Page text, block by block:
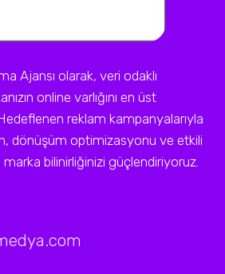
Ajansı olarak, veri odaklı
online varlığını en üst
reklam kampanyalarıyla
dönüşüm optimizasyonu ve etkili
bilinirliğinizi güçlendiriyoruz.